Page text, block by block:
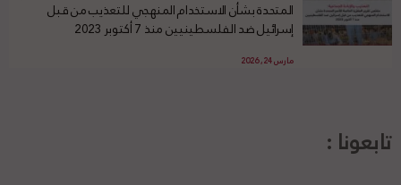
المتحدة بشأن الاستخدام المنهجي للتعذيب من قبل
إسرائيل ضد الفلسطينيين منذ 7 أكتوبر 2023
مارس 24, 2026
تابعونا :